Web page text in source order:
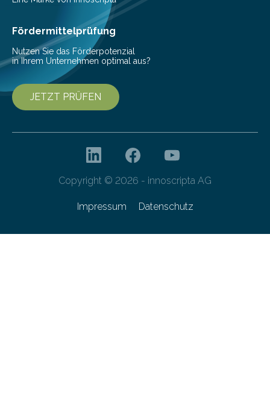
Cyberagentur organisiert am 25. März 2025, von 14:00
bis 16:00 Uhr, ein virtuelles Partnering Event zum
Forschungsprogramm „Datenrekonstruktion…
Fördermittelprüfung
Nutzen Sie das Förderpotenzial
in Ihrem Unternehmen optimal aus?
JETZT PRÜFEN
Copyright © 2026 - innoscripta AG
Impressum Datenschutz